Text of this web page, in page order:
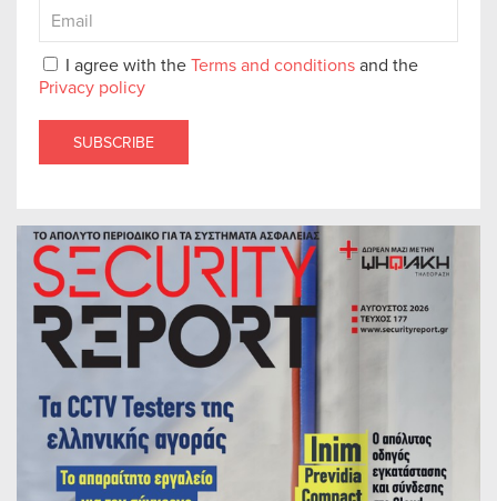
I agree with theTerms and conditionsand the
Privacy policy
SUBSCRIBE